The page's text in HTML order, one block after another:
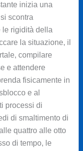
inizia una
scontra
le rigidità della
la situazione, il
compilare
e attendere
fisicamente in
e al
processi di
di smaltimento di
quattro alle otto
di tempo, le